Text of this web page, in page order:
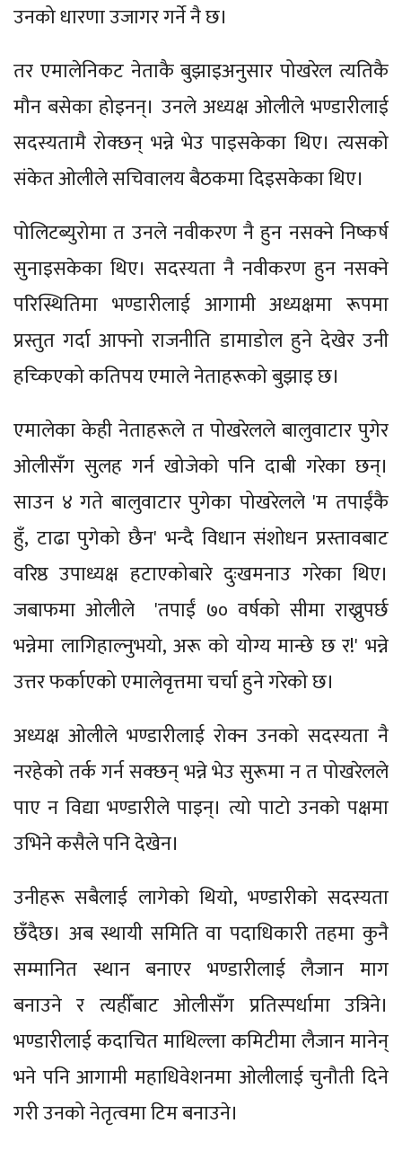
उनको धारणा उजागर गर्ने नै छ।
तर एमालेनिकट नेताकै बुझाइअनुसार पोखरेल त्यतिकै
मौन बसेका होइनन्। उनले अध्यक्ष ओलीले भण्डारीलाई
सदस्यतामै रोक्छन् भन्ने भेउ पाइसकेका थिए। त्यसको
संकेत ओलीले सचिवालय बैठकमा दिइसकेका थिए।
पोलिटब्युरोमा त उनले नवीकरण नै हुन नसक्ने निष्कर्ष
सुनाइसकेका थिए। सदस्यता नै नवीकरण हुन नसक्ने
परिस्थितिमा भण्डारीलाई आगामी अध्यक्षमा रूपमा
प्रस्तुत गर्दा आफ्नो राजनीति डामाडोल हुने देखेर उनी
हच्किएको कतिपय एमाले नेताहरूको बुझाइ छ।
एमालेका केही नेताहरूले त पोखरेलले बालुवाटार पुगेर
ओलीसँग सुलह गर्न खोजेको पनि दाबी गरेका छन्।
साउन ४ गते बालुवाटार पुगेका पोखरेलले 'म तपाईंकै
हुँ, टाढा पुगेको छैन' भन्दै विधान संशोधन प्रस्तावबाट
वरिष्ठ उपाध्यक्ष हटाएकोबारे दुःखमनाउ गरेका थिए।
जबाफमा ओलीले 'तपाईं ७० वर्षको सीमा राख्नुपर्छ
भन्नेमा लागिहाल्नुभयो, अरू को योग्य मान्छे छ र!' भन्ने
उत्तर फर्काएको एमालेवृत्तमा चर्चा हुने गरेको छ।
अध्यक्ष ओलीले भण्डारीलाई रोक्न उनको सदस्यता नै
नरहेको तर्क गर्न सक्छन् भन्ने भेउ सुरूमा न त पोखरेलले
पाए न विद्या भण्डारीले पाइन्। त्यो पाटो उनको पक्षमा
उभिने कसैले पनि देखेन।
उनीहरू सबैलाई लागेको थियो, भण्डारीको सदस्यता
छँदैछ। अब स्थायी समिति वा पदाधिकारी तहमा कुनै
सम्मानित स्थान बनाएर भण्डारीलाई लैजान माग
बनाउने र त्यहीँबाट ओलीसँग प्रतिस्पर्धामा उत्रिने।
भण्डारीलाई कदाचित माथिल्ला कमिटीमा लैजान मानेन्
भने पनि आगामी महाधिवेशनमा ओलीलाई चुनौती दिने
गरी उनको नेतृत्वमा टिम बनाउने।